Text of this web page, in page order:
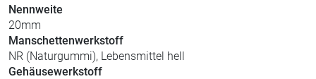
Nennweite
20mm
Manschettenwerkstoff
NR (Naturgummi), Lebensmittel hell
Gehäusewerkstoff